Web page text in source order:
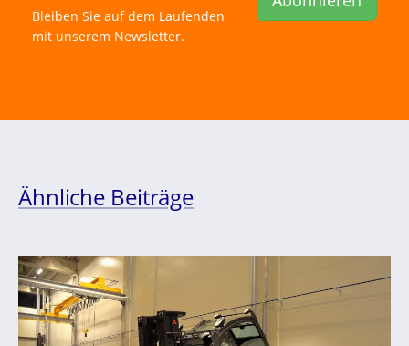
Bleiben Sie auf dem Laufenden
mit unserem Newsletter.
Ähnliche Beiträge